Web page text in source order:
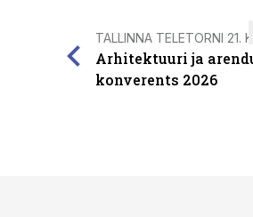
TALLINNA TELETORNI 21.
Arhitektuuri ja
konverents 2026